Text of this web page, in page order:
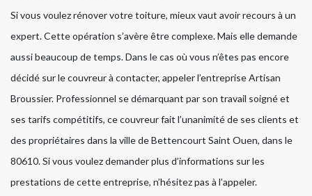
Si vous voulez rénover votre toiture, mieux vaut avoir recours à un
expert. Cette opération s’avère être complexe. Mais elle demande
aussi beaucoup de temps. Dans le cas où vous n’êtes pas encore
décidé sur le couvreur à contacter, appeler l’entreprise Artisan
Broussier. Professionnel se démarquant par son travail soigné et
ses tarifs compétitifs, ce couvreur fait l’unanimité de ses clients et
des propriétaires dans la ville de Bettencourt Saint Ouen, dans le
80610. Si vous voulez demander plus d’informations sur les
prestations de cette entreprise, n’hésitez pas à l’appeler.